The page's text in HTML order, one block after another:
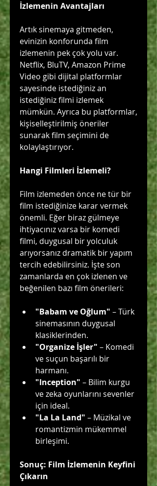
İzlemenin Avantajları
Artık sinemaya gitmeden,
evinizin konforunda film
izlemenin pek çok yolu var.
Netflix, BluTV, Amazon Prime
Video gibi dijital platformlar
sayesinde istediğiniz an
istediğiniz filmi izlemek
mümkün. Ayrıca bu platformlar,
kişiselleştirilmiş öneriler
sunarak film seçimini de
kolaylaştırıyor.
Hangi Filmleri İzlemeli?
Film izlemeden önce ne tür bir
film istediğinize karar vermek
önemli. Eğer biraz gülmeye
ihtiyacınız varsa bir komedi
filmi, duygusal bir yolculuk
arıyorsanız dramatik bir yapım
tercih edebilirsiniz. İşte son
zamanlarda en çok izlenen ve
beğenilen bazı film önerileri:
"Babam ve Oğlum" – Türk
sinemasının duygusal
klasiklerinden.
"Organize İşler" – Komedi
ve suçun başarılı bir
harmanı.
"Inception" – Bilim kurgu
ve zeka oyunlarını sevenler
için ideal.
"La La Land" – Müzikal ve
romantizmin mükemmel
birleşimi.
Sonuç: Film İzlemenin Keyfini
Çıkarın